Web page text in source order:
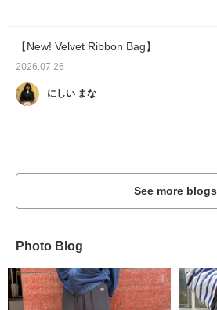
【New! Velvet Ribbon Bag】
2026.07.26
にしい まな
See more blogs
Photo Blog